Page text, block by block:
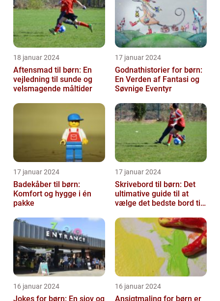
18 januar 2024
Aftensmad til børn: En
vejledning til sunde og
velsmagende måltider
17 januar 2024
Godnathistorier for børn:
En Verden af Fantasi og
Søvnige Eventyr
17 januar 2024
Badekåber til børn:
Komfort og hygge i én
pakke
17 januar 2024
Skrivebord til børn: Det
ultimative guide til at
vælge det bedste bord til
16 januar 2024
Jokes for børn: En sjov og
16 januar 2024
Ansigtmaling for børn er